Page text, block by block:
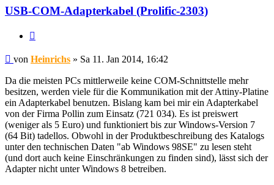
USB-COM-Adapterkabel (Prolific-2303)
Beitrag
von Heinrichs » Sa 11. Jan 2014, 16:42
Da die meisten PCs mittlerweile keine COM-Schnittstelle mehr
besitzen, werden viele für die Kommunikation mit der Attiny-Platine
ein Adapterkabel benutzen. Bislang kam bei mir ein Adapterkabel
von der Firma Pollin zum Einsatz (721 034). Es ist preiswert
(weniger als 5 Euro) und funktioniert bis zur Windows-Version 7
(64 Bit) tadellos. Obwohl in der Produktbeschreibung des Katalogs
unter den technischen Daten "ab Windows 98SE" zu lesen steht
(und dort auch keine Einschränkungen zu finden sind), lässt sich der
Adapter nicht unter Windows 8 betreiben.